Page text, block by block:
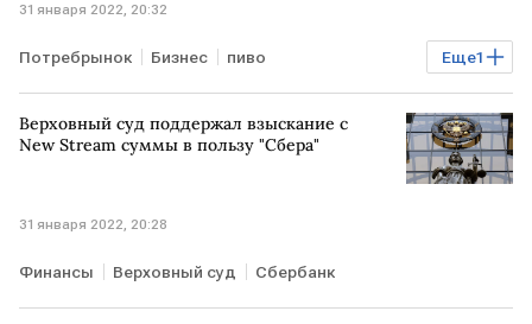
31 января 2022, 20:32
Еще1
Потребрынок Бизнес пиво
потребительский рынок
Верховный суд поддержал взыскание с
New Stream суммы в пользу "Сбера"
31 января 2022, 20:28
Финансы Верховный суд Сбербанк